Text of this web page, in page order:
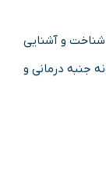
و آشنایی
جنبه درمانی و